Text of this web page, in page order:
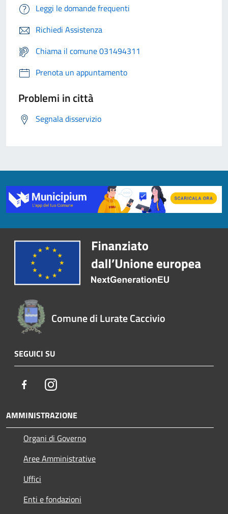
Leggi le domande frequenti
Richiedi Assistenza
Chiama il comune 031494311
Prenota un appuntamento
Problemi in città
Segnala disservizio
Comune di Lurate Caccivio
SEGUICI SU
FacebookInstagram
AMMINISTRAZIONE
Organi di Governo
Aree Amministrative
Uffici
Enti e fondazioni